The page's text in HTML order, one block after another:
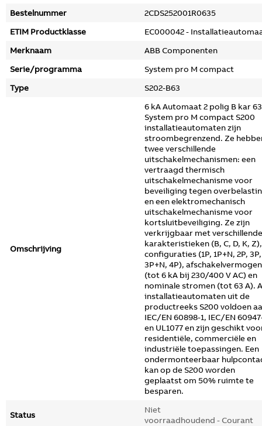
Bestelnummer
2CDS252001R0635
ETIM Productklasse
EC000042 -
Merknaam
ABB Componenten
Serie/programma
System pro M compact
Type
S202-B63
Omschrijving
6 kA Automaat 2 polig B kar
System pro M compact S200
installatieautomaten zijn
stroombegrenzend. Ze
twee verschillende
uitschakelmechanismen: een
vertraagd thermisch
uitschakelmechanisme voor
beveiliging tegen
en een elektromechanisch
uitschakelmechanisme voor
kortsluitbeveiliging. Ze zijn
verkrijgbaar met verschillende
karakteristieken (B, C, D, K, Z),
configuraties (1P, 1P+N, 2P, 3P,
3P+N, 4P),
(tot 6 kA bij 230/400 V AC) en
nominale stromen (tot 63 A).
installatieautomaten uit de
productreeks S200 voldoen
IEC/EN 60898-1, IEC/EN
en UL1077 en zijn geschikt
residentiële, commerciële en
industriële toepassingen. Een
ondermonteerbaar
kan op de S200 worden
geplaatst om 50% ruimte te
besparen.
Status
Niet
voorraadhoudend - Courant